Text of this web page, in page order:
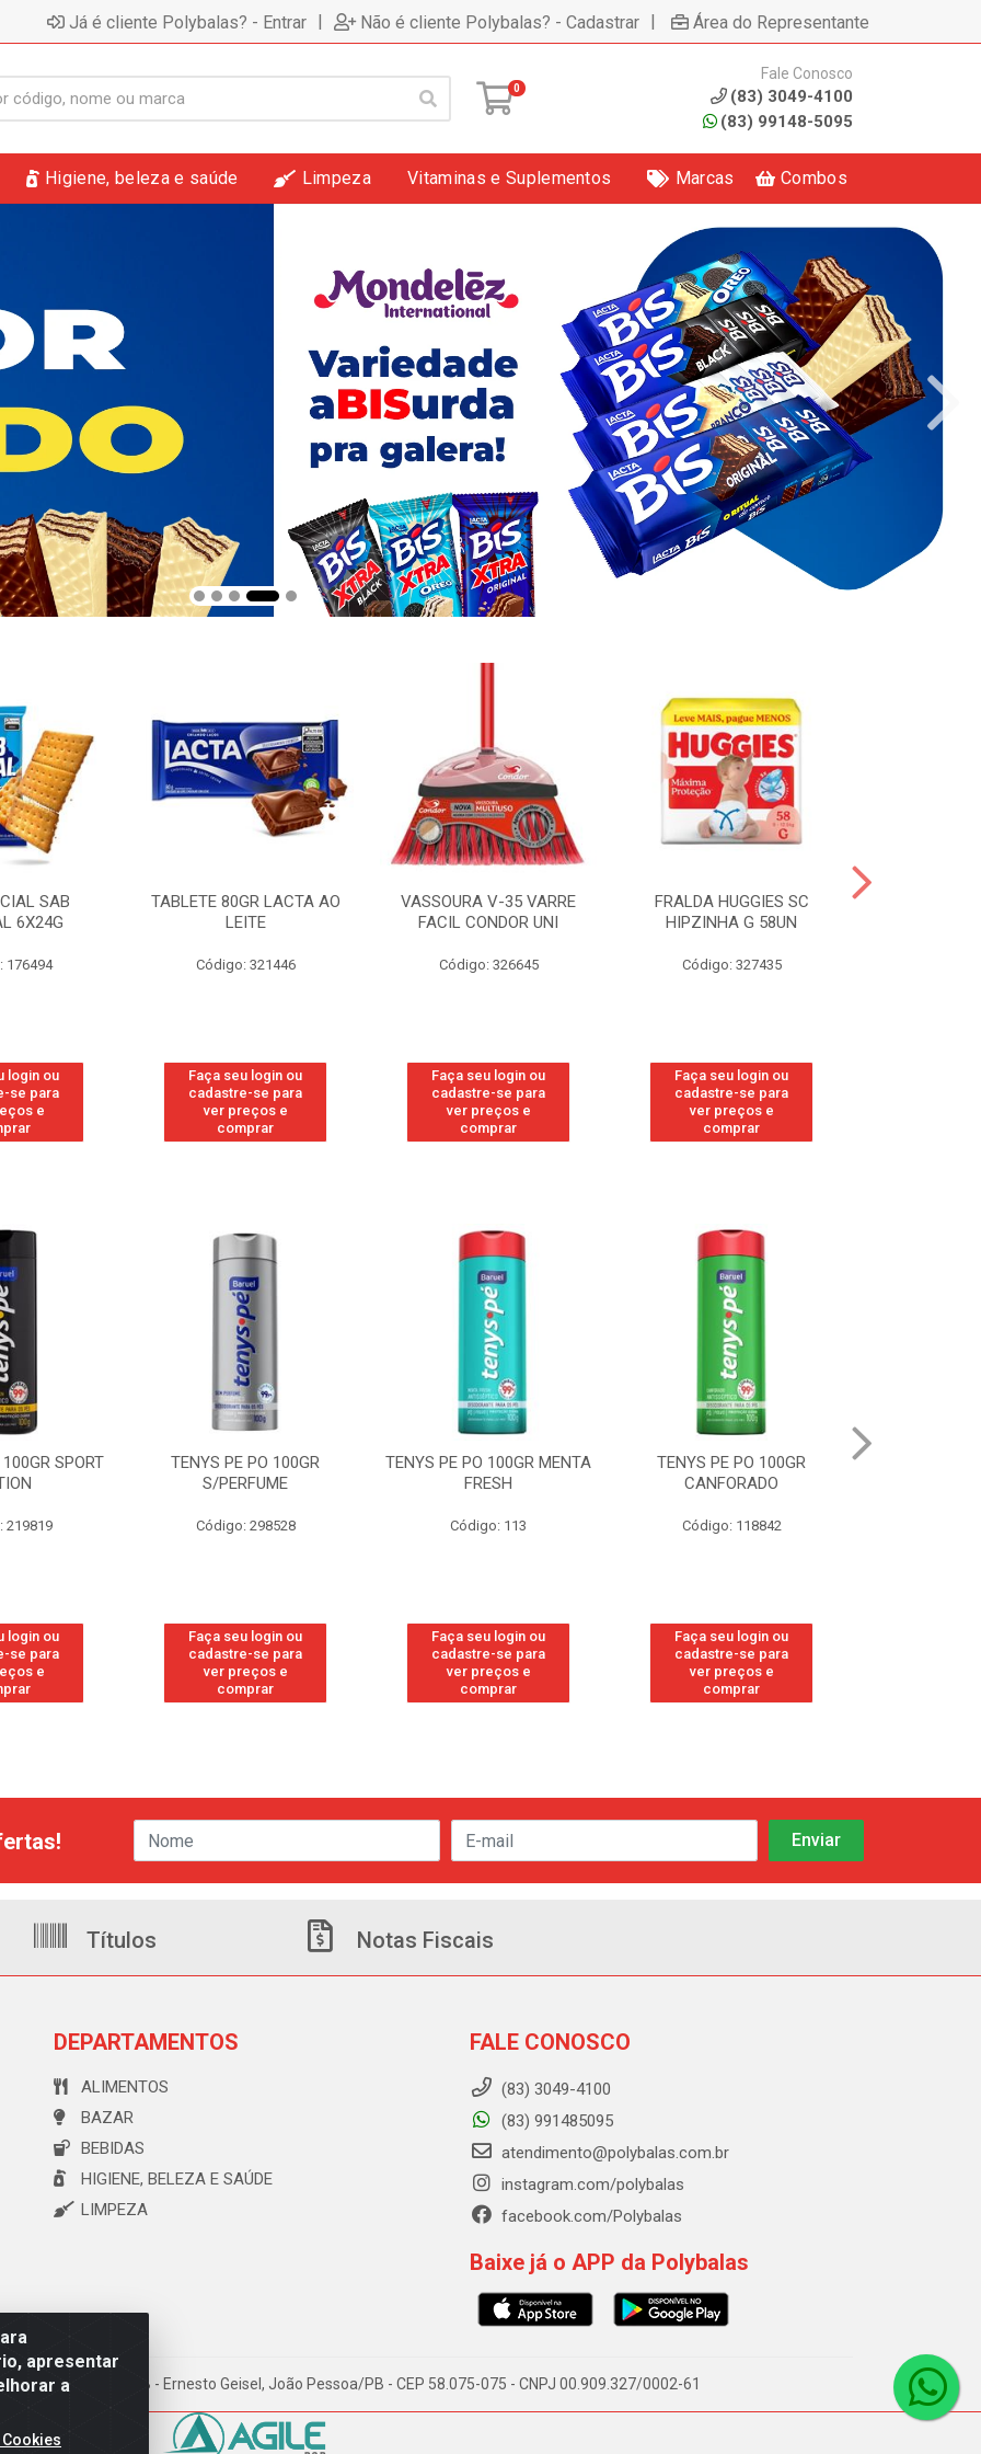
Já é cliente Polybalas? - Entrar | Não é cliente Polybalas? - Cadastrar | Área do Representante
0
Fale Conosco
(83) 3049-4100
(83) 99148-5095
Higiene, beleza e saúde Limpeza Vitaminas e Suplementos Marcas Combos
SAB
6X24G
176494
login ou
se para
e
TABLETE 80GR LACTA AO
LEITE
Código: 321446
Faça seu login ou
cadastre-se para
ver preços e
comprar
VASSOURA V-35 VARRE
FACIL CONDOR UNI
Código: 326645
Faça seu login ou
cadastre-se para
ver preços e
comprar
FRALDA HUGGIES SC
HIPZINHA G 58UN
Código: 327435
Faça seu login ou
cadastre-se para
ver preços e
comprar
SPORT
219819
login ou
se para
e
TENYS PE PO 100GR
S/PERFUME
Código: 298528
Faça seu login ou
cadastre-se para
ver preços e
comprar
TENYS PE PO 100GR MENTA
FRESH
Código: 113
Faça seu login ou
cadastre-se para
ver preços e
comprar
TENYS PE PO 100GR
CANFORADO
Código: 118842
Faça seu login ou
cadastre-se para
ver preços e
comprar
apresentar
a
Títulos Notas Fiscais
DEPARTAMENTOS
ALIMENTOS
BAZAR
BEBIDAS
HIGIENE, BELEZA E SAÚDE
LIMPEZA
FALE CONOSCO
(83) 3049-4100
(83) 991485095
atendimento@polybalas.com.br
instagram.com/polybalas
facebook.com/Polybalas
Baixe já o APP da Polybalas
173 Galpão B - Ernesto Geisel, João Pessoa/PB - CEP 58.075-075 - CNPJ 00.909.327/0002-61